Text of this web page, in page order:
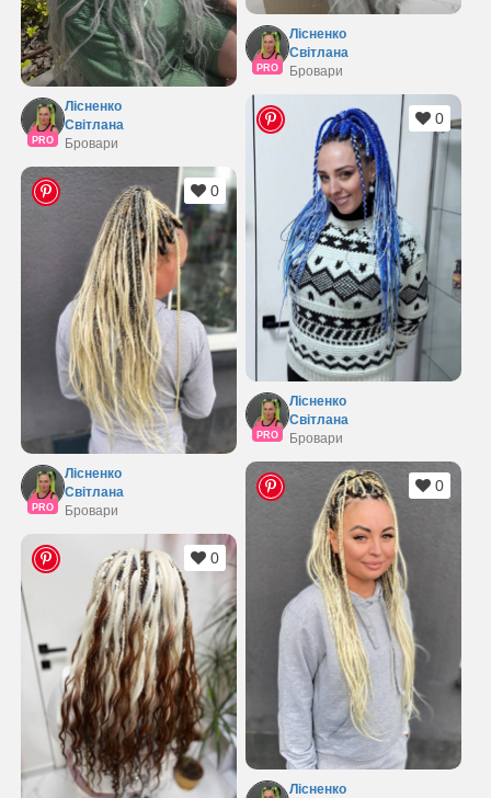
PRO
Лісненко
Світлана
Бровари
PRO
Лісненко
Світлана
Бровари
PRO
Лісненко
Світлана
Бровари
0
PRO
Лісненко
Світлана
Бровари
0
Лісненко
0
0